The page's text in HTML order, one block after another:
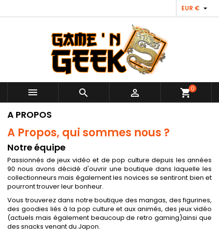
EUR € 
   shopping_cart0
A PROPOS
A Propos, qui sommes nous ?
Notre équipe
Passionnés de jeux vidéo et de pop culture depuis les années
90 nous avons décidé d'ouvrir une boutique dans laquelle les
collectionneurs mais également les novices se sentiront bien et
pourront trouver leur bonheur.
Vous trouverez dans notre boutique des mangas, des figurines,
des goodies liés à la pop culture et aux animés, des jeux vidéo
(actuels mais également beaucoup de retro gaming)ainsi que
des snacks venant du Japon.